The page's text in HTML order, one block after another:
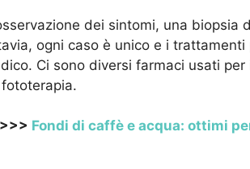
dei sintomi, una biopsia
ogni caso è unico e i trattamenti
Ci sono diversi farmaci usati
Fondi di caffè e acqua: ottimi